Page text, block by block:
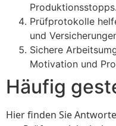
Produktionsstopps.
Prüfprotokolle
und
Sichere
Motivation und
Häufig
Hier finden Sie